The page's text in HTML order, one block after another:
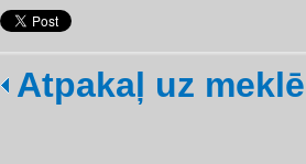
Atpakaļ uz